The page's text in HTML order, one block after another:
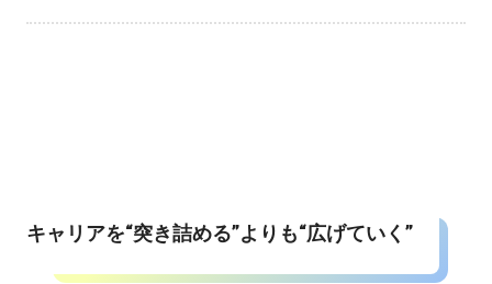
キャリアを“突き詰める”よりも“広げていく”